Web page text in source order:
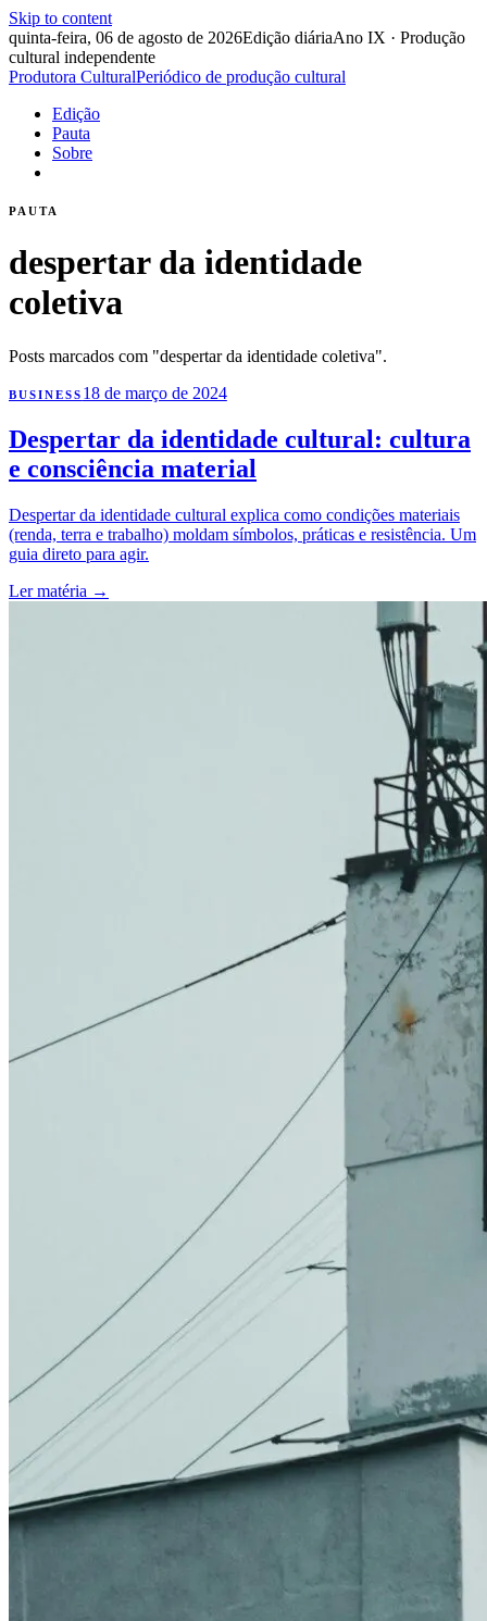
Skip to content
quinta-feira, 06 de agosto de 2026Edição diáriaAno IX · Produção
cultural independente
Produtora CulturalPeriódico de produção cultural
Edição
Pauta
Sobre
PAUTA
despertar da identidade
coletiva
Posts marcados com "despertar da identidade coletiva".
BUSINESS 18 de março de 2024
Despertar da identidade cultural: cultura
e consciência material
Despertar da identidade cultural explica como condições materiais
(renda, terra e trabalho) moldam símbolos, práticas e resistência. Um
guia direto para agir.
Ler matéria →